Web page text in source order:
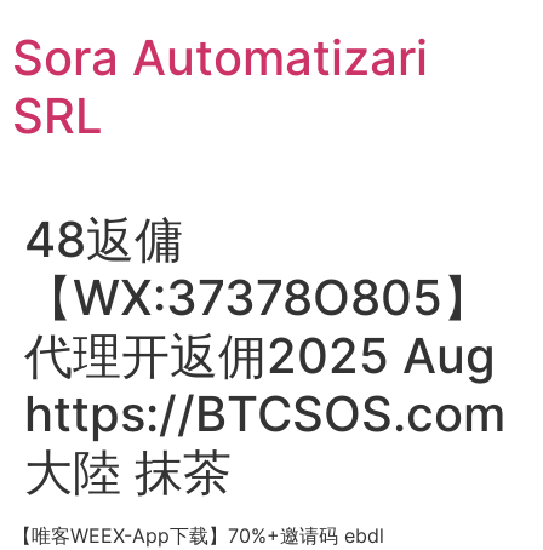
conținut
Sora Automatizari
SRL
48返傭
【WX:37378O805】
代理开返佣2025 Aug
https://BTCSOS.com
大陸 抹茶
【唯客WEEX-App下载】70%+邀请码 ebdl